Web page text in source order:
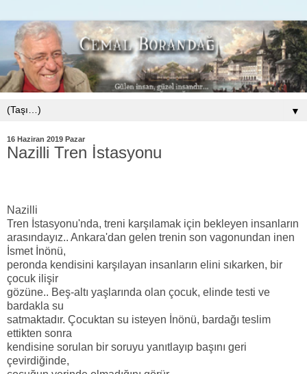
▼
16 Haziran 2019 Pazar
Nazilli Tren İstasyonu
Nazilli
Tren İstasyonu'nda, treni karşılamak için bekleyen insanların
arasındayız.. Ankara'dan gelen trenin son vagonundan inen
İsmet İnönü,
peronda kendisini karşılayan insanların elini sıkarken, bir
çocuk ilişir
gözüne.. Beş-altı yaşlarında olan çocuk, elinde testi ve
bardakla su
satmaktadır. Çocuktan su isteyen İnönü, bardağı teslim
ettikten sonra
kendisine sorulan bir soruyu yanıtlayıp başını geri
çevirdiğinde,